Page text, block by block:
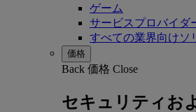
ゲーム
サービスプロバイダ
すべての業界向けソ
価格
Back 価格 Close
セキュリティお